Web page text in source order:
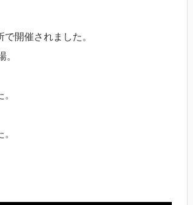
開催されました。
。